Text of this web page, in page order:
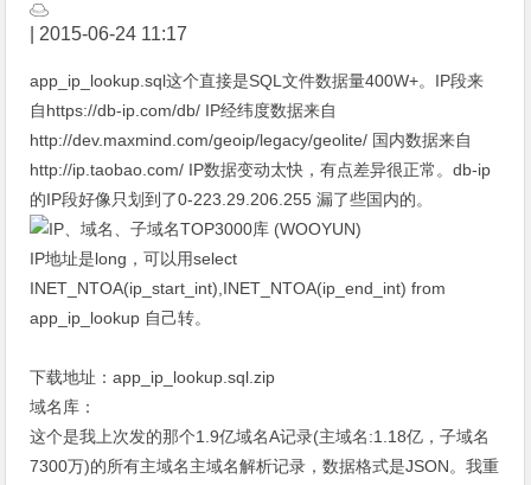
2015-06-24 11:17
app_ip_lookup.sql这个直接是SQL文件数据量400W+。IP段来
自https://db-ip.com/db/ IP经纬度数据来自
http://dev.maxmind.com/geoip/legacy/geolite/ 国内数据来自
http://ip.taobao.com/ IP数据变动太快，有点差异很正常。db-ip
的IP段好像只划到了0-223.29.206.255 漏了些国内的。
IP地址是long，可以用select
INET_NTOA(ip_start_int),INET_NTOA(ip_end_int) from
app_ip_lookup 自己转。
下载地址：app_ip_lookup.sql.zip
域名库：
这个是我上次发的那个1.9亿域名A记录(主域名:1.18亿，子域名
7300万)的所有主域名主域名解析记录，数据格式是JSON。我重